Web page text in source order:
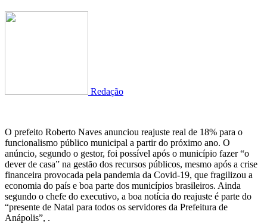
Redação
O prefeito Roberto Naves anunciou reajuste real de 18% para o
funcionalismo público municipal a partir do próximo ano. O
anúncio, segundo o gestor, foi possível após o município fazer “o
dever de casa” na gestão dos recursos públicos, mesmo após a crise
financeira provocada pela pandemia da Covid-19, que fragilizou a
economia do país e boa parte dos municípios brasileiros. Ainda
segundo o chefe do executivo, a boa notícia do reajuste é parte do
“presente de Natal para todos os servidores da Prefeitura de
Anápolis”, .